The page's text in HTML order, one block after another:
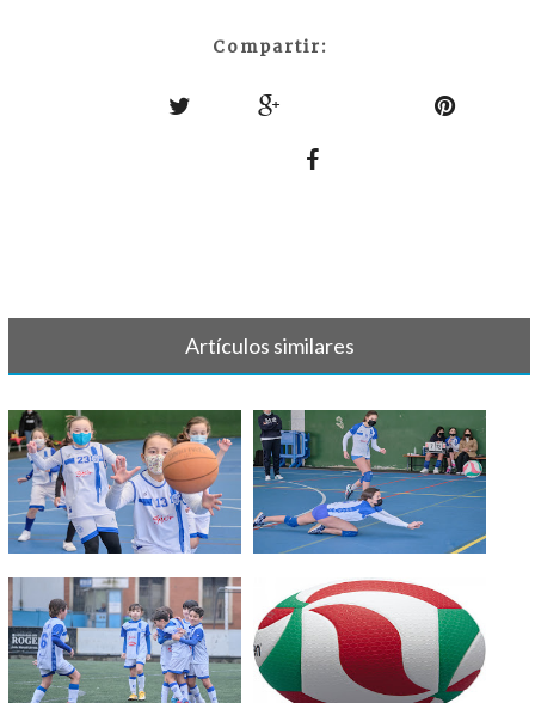
Compartir:
Artículos similares
GALERÍA DE FOTOS FEBRERO GALERÍA DE FOTOS - ENERO